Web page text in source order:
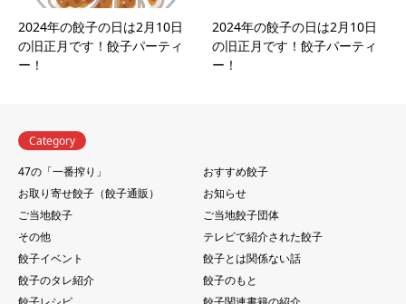
2024年の餃子の日は2月10日
の旧正月です！餃子パーティ
ー！
2024年の餃子の日は2月10日
の旧正月です！餃子パーティ
ー！
Category
47の「一番搾り」
おすすめ餃子
お取り寄せ餃子（餃子通販）
お知らせ
ご当地餃子
ご当地餃子団体
その他
テレビで紹介された餃子
餃子イベント
餃子とは関係ない話
餃子のタレ紹介
餃子のもと